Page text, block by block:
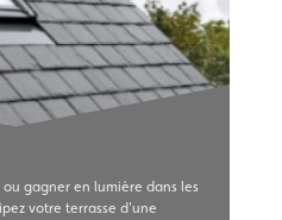
ou gagner en lumière dans les
votre terrasse d'une